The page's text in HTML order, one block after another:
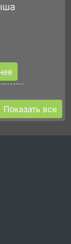
Показать все